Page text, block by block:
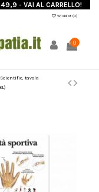
- VAI AL CARRELLO!
Wishlist (0)
0
Scientific, tavola